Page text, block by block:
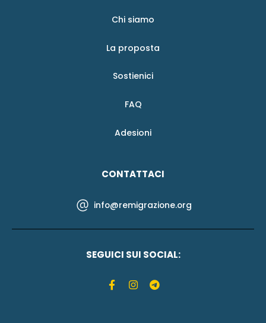
Chi siamo
La proposta
Sostienici
FAQ
Adesioni
CONTATTACI
info@remigrazione.org
SEGUICI SUI SOCIAL: